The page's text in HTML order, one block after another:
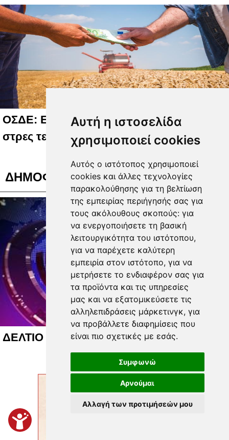
Αυτή η ιστοσελίδα
χρησιμοποιεί cookies
Αυτός ο ιστότοπος χρησιμοποιεί
cookies και άλλες τεχνολογίες
παρακολούθησης για τη βελτίωση
της εμπειρίας περιήγησής σας για
τους ακόλουθους σκοπούς: για
να ενεργοποιήσετε τη βασική
λειτουργικότητα του ιστότοπου,
για να παρέχετε καλύτερη
εμπειρία στον ιστότοπο, για να
μετρήσετε το ενδιαφέρον σας για
τα προϊόντα και τις υπηρεσίες
μας και να εξατομικεύσετε τις
αλληλεπιδράσεις μάρκετινγκ, για
να προβάλλετε διαφημίσεις που
είναι πιο σχετικές με εσάς.
Συμφωνώ
Αρνούμαι
Αλλαγή των προτιμήσεών μου
ΟΣΔΕ: Ευρωπαϊκή έγκριση, εγχώριο
στρες τεστ
ΔΗΜΟΦΙΛΗ ΒΙΝΤΕΟ
ΔΕΛΤΙΟ ΕΙΔΗΣΕΩΝ 9 8 26